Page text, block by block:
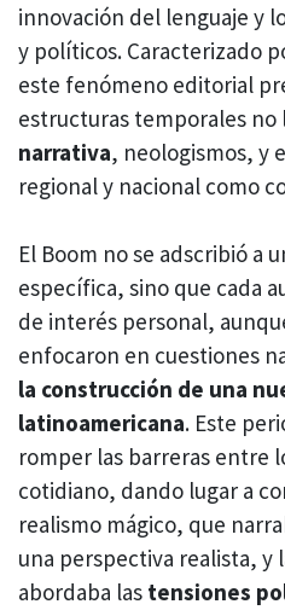
innovación del lenguaje y
y políticos. Caracterizado
este fenómeno editorial
estructuras temporales no
narrativa, neologismos, y
regional y nacional como
El Boom no se adscribió a
específica, sino que cada
de interés personal,
enfocaron en cuestiones
la construcción de una
latinoamericana. Este
romper las barreras entre
cotidiano, dando lugar a
realismo mágico, que
una perspectiva realista, y
abordaba las tensiones